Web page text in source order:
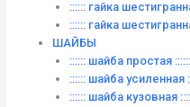
:::::: гайка
:::::: гайка
ШАЙБЫ
:::::: шайба простая ::::::
:::::: шайба усиленная
:::::: шайба кузовная